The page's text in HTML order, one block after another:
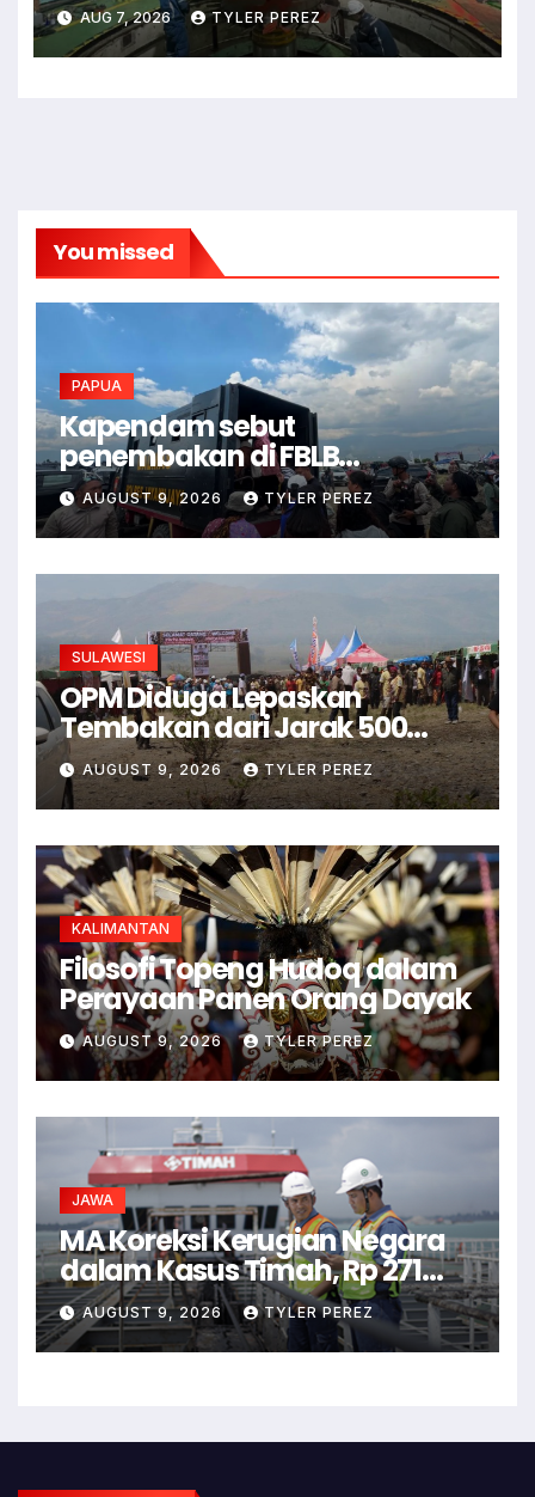
AUG 7, 2026 TYLER PEREZ
You missed
PAPUA
Kapendam sebut
penembakan di FBLB
kelompok KKB Kodap III
Ndugama
AUGUST 9, 2026 TYLER PEREZ
SULAWESI
OPM Diduga Lepaskan
Tembakan dari Jarak 500
Meter ke Pintu Masuk FBLB
AUGUST 9, 2026 TYLER PEREZ
KALIMANTAN
Filosofi Topeng Hudoq dalam
Perayaan Panen Orang Dayak
AUGUST 9, 2026 TYLER PEREZ
JAWA
MA Koreksi Kerugian Negara
dalam Kasus Timah, Rp 271
Triliun Tak Tepat
AUGUST 9, 2026 TYLER PEREZ